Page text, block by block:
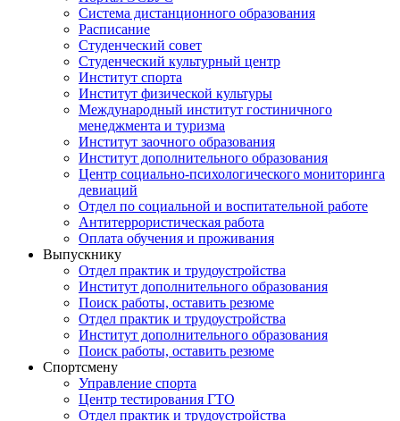
Система дистанционного образования
Расписание
Студенческий совет
Студенческий культурный центр
Институт спорта
Институт физической культуры
Международный институт гостиничного
менеджмента и туризма
Институт заочного образования
Институт дополнительного образования
Центр социально-психологического мониторинга
девиаций
Отдел по социальной и воспитательной работе
Антитеррористическая работа
Оплата обучения и проживания
Выпускнику
Отдел практик и трудоустройства
Институт дополнительного образования
Поиск работы, оставить резюме
Отдел практик и трудоустройства
Институт дополнительного образования
Поиск работы, оставить резюме
Спортсмену
Управление спорта
Центр тестирования ГТО
Отдел практик и трудоустройства